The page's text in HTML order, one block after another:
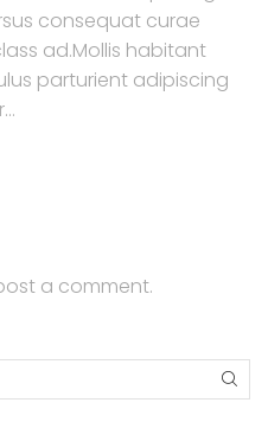
consequat curae
ad.Mollis habitant
parturient adipiscing
a comment.